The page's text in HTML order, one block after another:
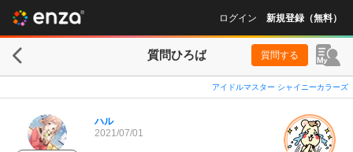
ログイン 新規登録（無料）
質問ひろば 質問する
アイドルマスター シャイニーカラーズ
ハル
2021/07/01